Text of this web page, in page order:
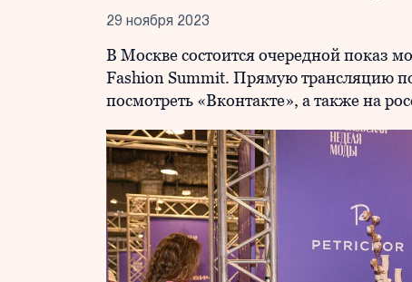
29 ноября 2023
В Москве состоится очередной показ
Fashion Summit. Прямую трансляцию
посмотреть «Вконтакте», а также на